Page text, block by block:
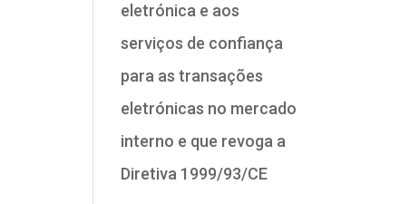
eletrónica e aos
serviços de confiança
para as transações
eletrónicas no mercado
interno e que revoga a
Diretiva 1999/93/CE